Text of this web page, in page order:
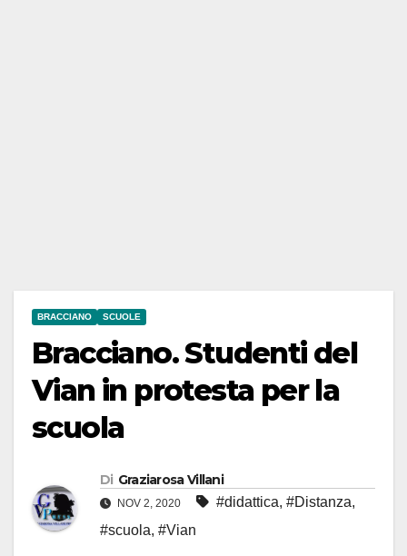
BRACCIANO SCUOLE
Bracciano. Studenti del
Vian in protesta per la
scuola
Di Graziarosa Villani
NOV 2, 2020 #didattica, #Distanza,
#scuola, #Vian